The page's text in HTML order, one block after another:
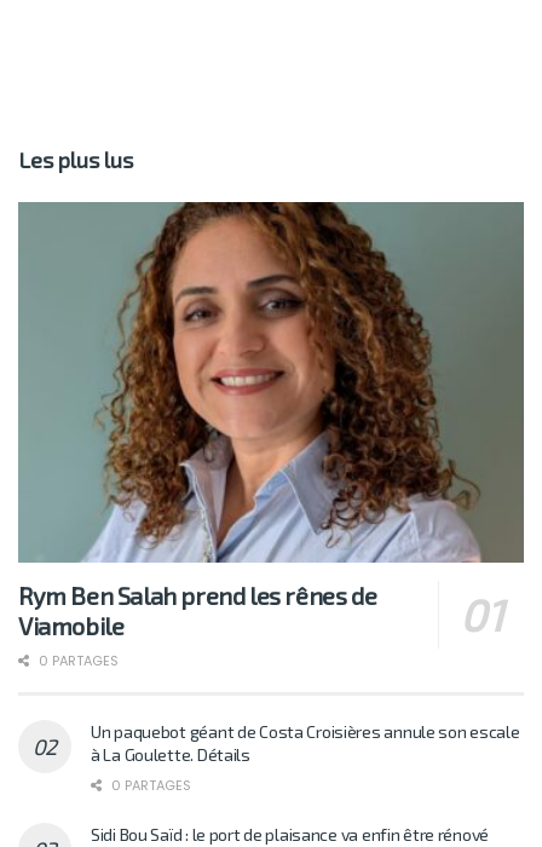
Les plus lus
Rym Ben Salah prend les rênes de
Viamobile
0 PARTAGES
Un paquebot géant de Costa Croisières annule son escale
à La Goulette. Détails
0 PARTAGES
Sidi Bou Saïd : le port de plaisance va enfin être rénové